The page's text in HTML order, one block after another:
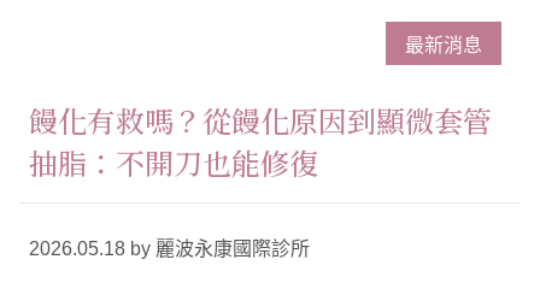
最新消息
饅化有救嗎？從饅化原因到顯微套管
抽脂：不開刀也能修復
2026.05.18 by 麗波永康國際診所